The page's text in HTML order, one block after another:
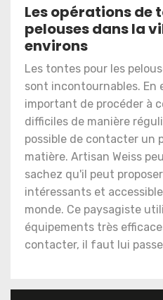
Les opérations de
pelouses dans la
environs
Les tontes pour les
sont incontournables. En
important de procéder à
difficiles de manière
possible de contacter un
matière. Artisan Weiss
sachez qu'il peut
intéressants et
monde. Ce paysagiste
équipements très
contacter, il faut lui